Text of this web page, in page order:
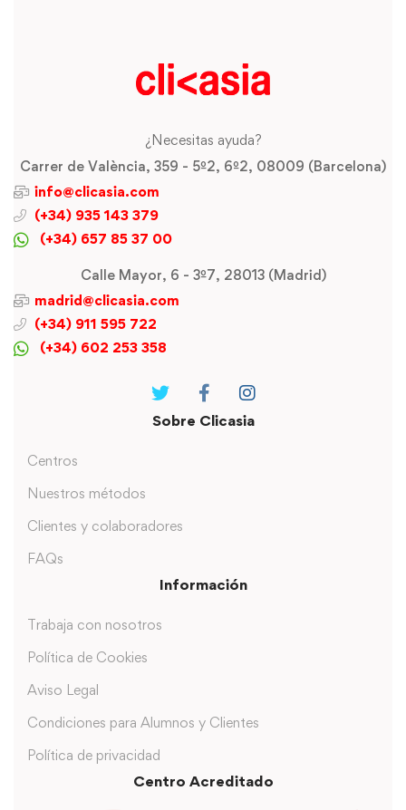
¿Necesitas ayuda?
Carrer de València, 359 - 5º2, 6º2, 08009 (Barcelona)
info@clicasia.com
(+34) 935 143 379
(+34) 657 85 37 00
Calle Mayor, 6 - 3º7, 28013 (Madrid)
madrid@clicasia.com
(+34) 911 595 722
(+34) 602 253 358
Sobre Clicasia
Centros
Nuestros métodos
Clientes y colaboradores
FAQs
Información
Trabaja con nosotros
Política de Cookies
Aviso Legal
Condiciones para Alumnos y Clientes
Política de privacidad
Centro Acreditado